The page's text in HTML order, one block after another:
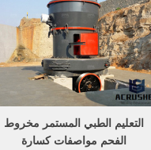
طريق السويس العين السخنة داخل
كسارة المقاولون العرب, محمول
:تحسين القدرات الإنتاجية لمحطة
الحجر ا,مناقصة ...
التعليم الطبي المستمر مخروط
الفحم مواصفات كسارة